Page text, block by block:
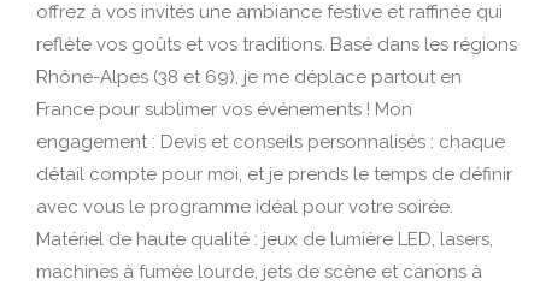
offrez à vos invités une ambiance festive et raffinée qui
reflète vos goûts et vos traditions. Basé dans les régions
Rhône-Alpes (38 et 69), je me déplace partout en
France pour sublimer vos événements ! Mon
engagement : Devis et conseils personnalisés : chaque
détail compte pour moi, et je prends le temps de définir
avec vous le programme idéal pour votre soirée.
Matériel de haute qualité : jeux de lumière LED, lasers,
machines à fumée lourde, jets de scène et canons à